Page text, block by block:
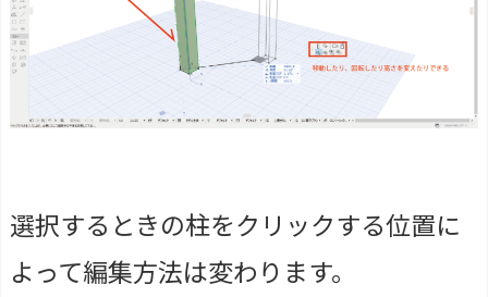
選択するときの柱をクリックする位置に
よって編集方法は変わります。